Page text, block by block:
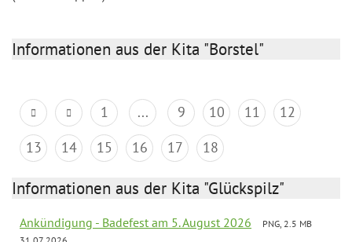
Informationen aus der Kita "Borstel"
1 ... 9 10 11
12
13
14 15 16 17 18
Informationen aus der Kita "Glückspilz"
Ankündigung - Badefest am 5. August 2026
PNG, 2.5 MB